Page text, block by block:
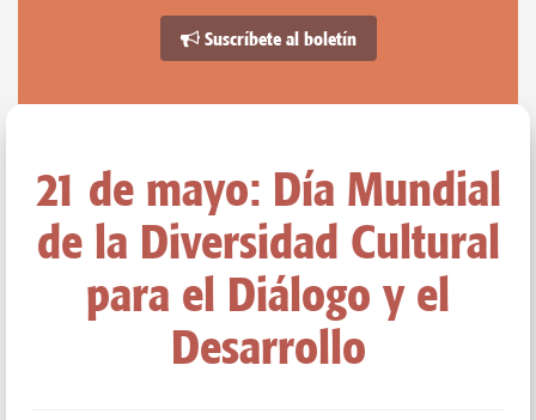
Suscríbete al boletín
21 de mayo: Día Mundial
de la Diversidad Cultural
para el Diálogo y el
Desarrollo